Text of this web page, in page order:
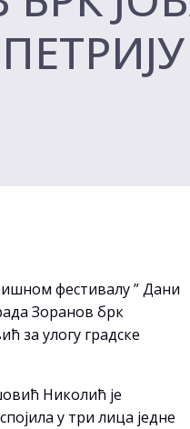
фестивалу ” Дани
Зоранов брк
за улогу градске
Николић је
у три лица једне